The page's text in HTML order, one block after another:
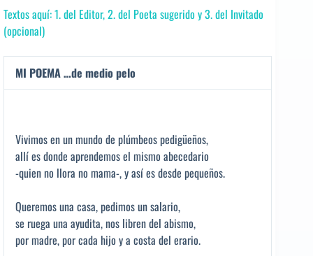
Textos aquí: 1. del Editor, 2. del Poeta sugerido y 3. del Invitado
(opcional)
MI POEMA …de medio pelo
Vivimos en un mundo de plúmbeos pedigüeños,
allí es donde aprendemos el mismo abecedario
-quien no llora no mama-, y así es desde pequeños.
Queremos una casa, pedimos un salario,
se ruega una ayudita, nos libren del abismo,
por madre, por cada hijo y a costa del erario.